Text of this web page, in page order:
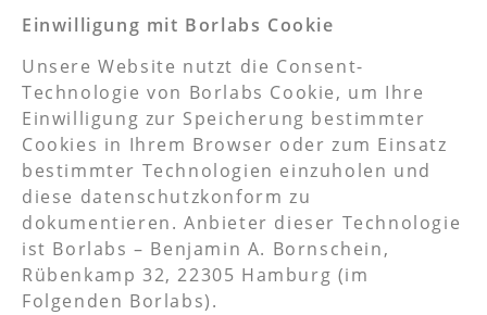
Einwilligung mit Borlabs Cookie
Unsere Website nutzt die Consent-
Technologie von Borlabs Cookie, um Ihre
Einwilligung zur Speicherung bestimmter
Cookies in Ihrem Browser oder zum Einsatz
bestimmter Technologien einzuholen und
diese datenschutzkonform zu
dokumentieren. Anbieter dieser Technologie
ist Borlabs – Benjamin A. Bornschein,
Rübenkamp 32, 22305 Hamburg (im
Folgenden Borlabs).